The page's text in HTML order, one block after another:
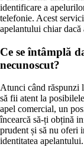
identificare a
telefonie. Acest
apelantului chiar dacă
Ce se întâmplă
necunoscut?
Atunci când răspunzi
să fii atent la
apel comercial, un
încearcă să-ți obțină
prudent și să nu oferi
identitatea apelantului.